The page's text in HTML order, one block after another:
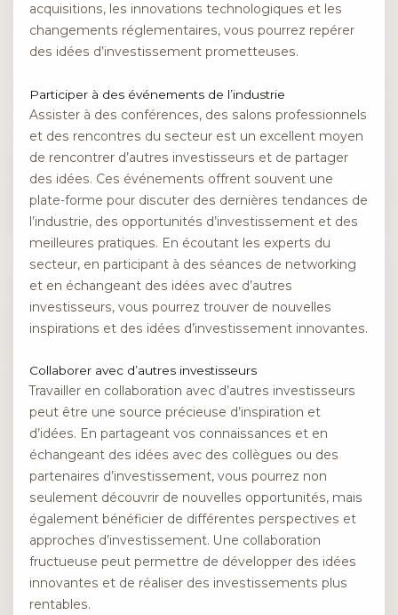
acquisitions, les innovations technologiques et les
changements réglementaires, vous pourrez repérer
des idées d’investissement prometteuses.
Participer à des événements de l’industrie
Assister à des conférences, des salons professionnels
et des rencontres du secteur est un excellent moyen
de rencontrer d’autres investisseurs et de partager
des idées. Ces événements offrent souvent une
plate-forme pour discuter des dernières tendances de
l’industrie, des opportunités d’investissement et des
meilleures pratiques. En écoutant les experts du
secteur, en participant à des séances de networking
et en échangeant des idées avec d’autres
investisseurs, vous pourrez trouver de nouvelles
inspirations et des idées d’investissement innovantes.
Collaborer avec d’autres investisseurs
Travailler en collaboration avec d’autres investisseurs
peut être une source précieuse d’inspiration et
d’idées. En partageant vos connaissances et en
échangeant des idées avec des collègues ou des
partenaires d’investissement, vous pourrez non
seulement découvrir de nouvelles opportunités, mais
également bénéficier de différentes perspectives et
approches d’investissement. Une collaboration
fructueuse peut permettre de développer des idées
innovantes et de réaliser des investissements plus
rentables.